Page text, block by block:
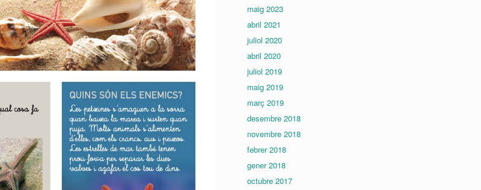
maig 2023
abril 2021
juliol 2020
abril 2020
juliol 2019
maig 2019
març 2019
desembre 2018
novembre 2018
febrer 2018
gener 2018
octubre 2017